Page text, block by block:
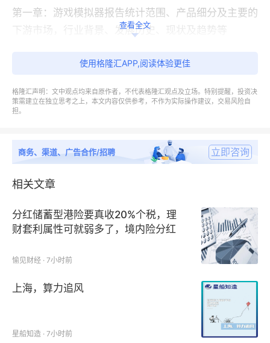
第一章：游戏模拟器报告统计范围、产品细分及主要的
下游市场，行业背景、发展历史、现状及趋势等
第二章：游戏模拟器全球总体规模（产能、产量、销
第三章：全球范围内游戏模拟器主要厂商竞争分析，主
额、价格、产地及行业集中度分析
第四章：全球游戏模拟器主要地区分析，包括销量、销
第五章：全球游戏模拟器主要厂商基本情况介绍，包括
公司简介、游戏模拟器产品型号、销量、收入、价格及
最新动态等
第六章：全球不同产品类型游戏模拟器销量、收入、价
查看全文
使用格隆汇APP,阅读体验更佳
格隆汇声明：文中观点均来自原作者，不代表格隆汇观点及立场。特别提醒，投资决
策需建立在独立思考之上，本文内容仅供参考，不作为实际操作建议，交易风险自
担。
商务、渠道、广告合作/招聘 立即咨询
相关文章
分红储蓄型港险要真收20%个税，理
财套利属性可就弱多了，境内险分红
愉见财经 · 7小时前
上海，算力追风
星船知造 · 7小时前